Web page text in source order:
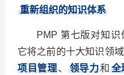
重新组织的知识体系
PMP 第七版对知识
它将之前的十大知识领
项目管理、 领导力和 全